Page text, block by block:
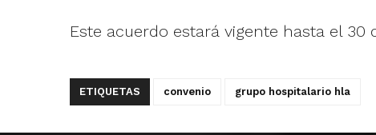
Este acuerdo estará vigente hasta el 30
ETIQUETAS convenio grupo hospitalario hla